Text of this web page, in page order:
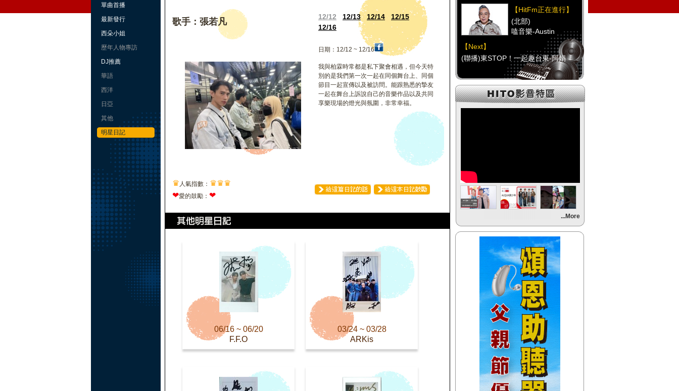
單曲首播
最新發行
西朵小姐
歷年人物專訪
DJ推薦
華語
西洋
日亞
其他
明星日記
歌手：張若凡 12/12 12/13 12/14
12/15
12/16
日期：12/12 ~ 12/16
我與柏霖時常都是私下聚會相遇，但今天特
別的是我們第一次一起在同個舞台上、同個
節目一起宣傳以及被訪問。能跟熟悉的摯友
一起在舞台上訴說自己的音樂作品以及共同
享樂現場的燈光與氛圍，非常幸福。
♛ 人氣指數： ♛♛♛
❤愛的鼓勵： ❤
06/16 ~ 06/20
F.F.O
03/24 ~ 03/28
ARKis
最專業《DJ推薦》好音樂千萬別錯過！
好康報報 最新優惠訊息都在這！
【HitFm正在進行】
(北部)
嗑音樂-Austin
【Next】
(聯播)東STOP！一起趣台東-阿娟
【HitFm正在進行】
(中部)
(南部)
HITO FUN 輕鬆-韋恩
【Next】
(聯播)東STOP！一起趣台東-阿娟
【HitFm正在進行】
(宜蘭)
嗑音樂
【Next】
(聯播)東STOP！一起趣台東-阿娟
【HitFm正在進行】
(花東)
Hito放輕鬆
【Next】
(聯播)東STOP！一起趣台東-阿娟
...More